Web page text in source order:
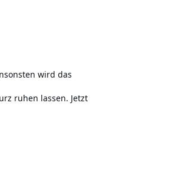
wird das
ruhen lassen. Jetzt